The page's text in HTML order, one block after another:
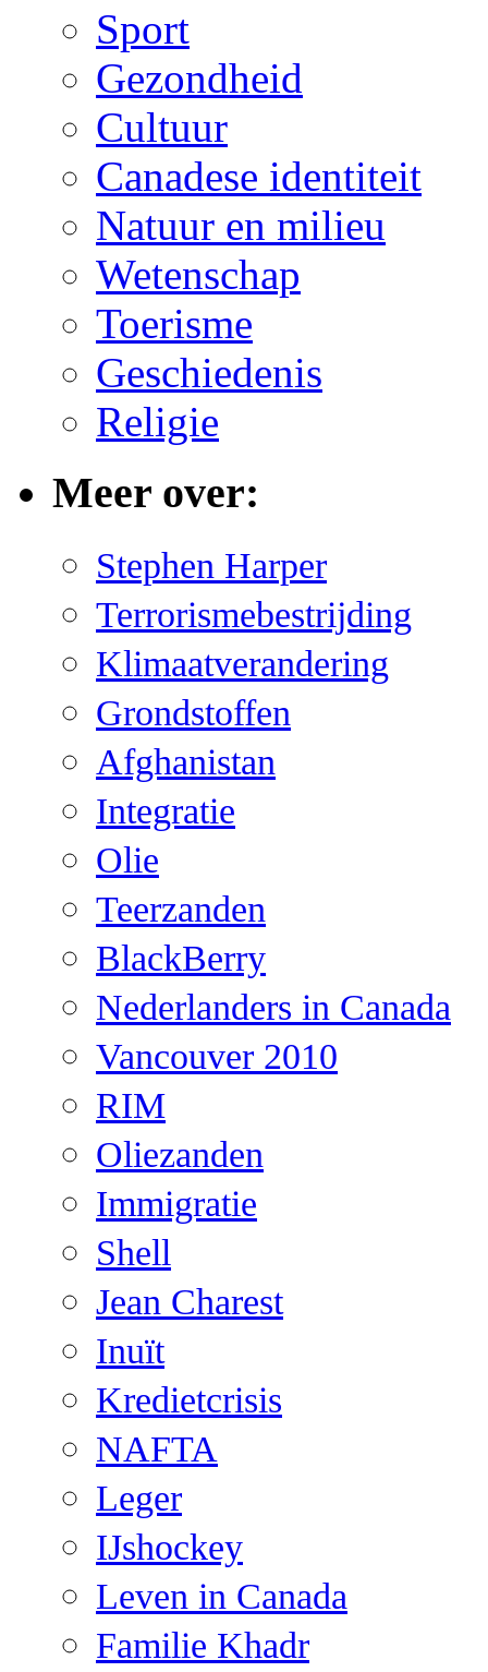
Sport
Gezondheid
Cultuur
Canadese identiteit
Natuur en milieu
Wetenschap
Toerisme
Geschiedenis
Religie
Meer over:
Stephen Harper
Terrorismebestrijding
Klimaatverandering
Grondstoffen
Afghanistan
Integratie
Olie
Teerzanden
BlackBerry
Nederlanders in Canada
Vancouver 2010
RIM
Oliezanden
Immigratie
Shell
Jean Charest
Inuït
Kredietcrisis
NAFTA
Leger
IJshockey
Leven in Canada
Familie Khadr